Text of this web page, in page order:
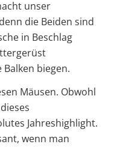
unser
die Beiden sind
in Beschlag
biegen.
Mäusen. Obwohl
Jahreshighlight.
wenn man